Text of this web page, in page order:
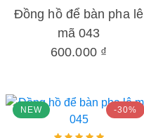
Đồng hồ để bàn pha lê
mã 043
600.000 ₫
NEW -30%